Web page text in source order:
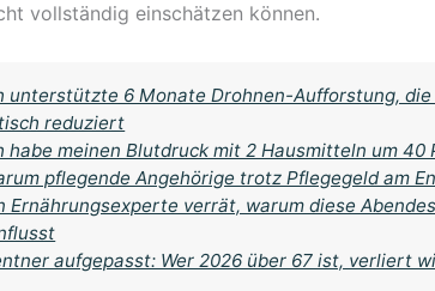
vollständig einschätzen können.
unterstützte 6 Monate Drohnen-Aufforstung,
reduziert
habe meinen Blutdruck mit 2 Hausmitteln um
pflegende Angehörige trotz Pflegegeld am
Ernährungsexperte verrät, warum diese
aufgepasst: Wer 2026 über 67 ist, verliert